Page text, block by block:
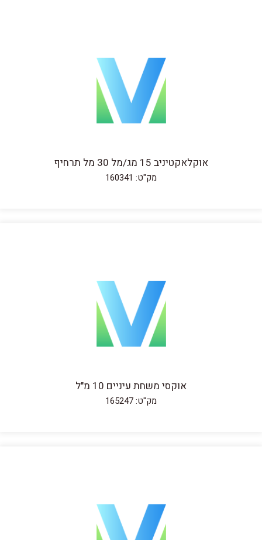
אוקלאקטיניב 15 מג/מל 30 מל תרחיף
מק"ט: 160341
אוקסי משחת עיניים 10 מ"ל
מק"ט: 165247